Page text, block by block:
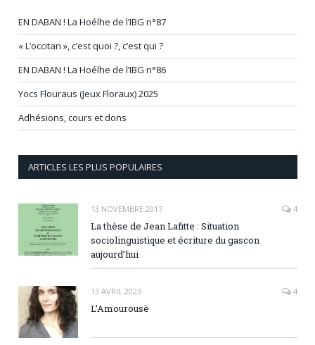
EN DABAN ! La Hoélhe de l’IBG n°87
« L’occitan », c’est quoi ?, c’est qui ?
EN DABAN ! La Hoélhe de l’IBG n°86
Yocs Flouraus (Jeux Floraux) 2025
Adhésions, cours et dons
ARTICLES LES PLUS POPULAIRES
13 NOVEMBRE 2017 4
La thèse de Jean Lafitte : Situation
sociolinguistique et écriture du gascon
aujourd’hui
13 AVRIL 2023 4
L’Amourousè